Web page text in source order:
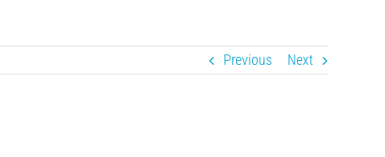
Previous Next